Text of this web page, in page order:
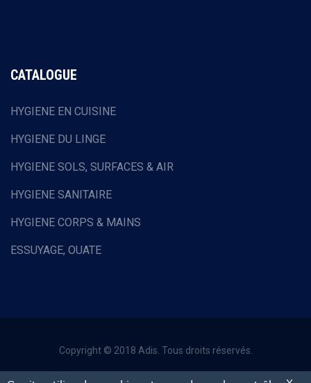
CATALOGUE
HYGIENE EN CUISINE
HYGIENE DU LINGE
HYGIENE SOLS, SURFACES & AIR
HYGIENE SANITAIRE
HYGIENE CORPS & MAINS
ESSUYAGE, OUATE
Copyright © 2018 Adis. Tous droits réservés.
Mentions légales